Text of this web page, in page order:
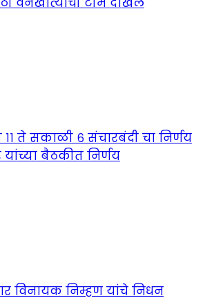
११ ते सकाळी ६ संचारबंदी चा निर्णय
बैठकीत निर्णय
विनायक निम्हण यांचे निधन